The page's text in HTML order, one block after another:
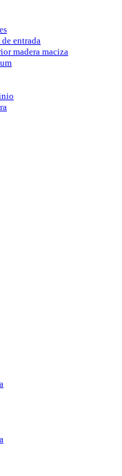
entrada
madera maciza